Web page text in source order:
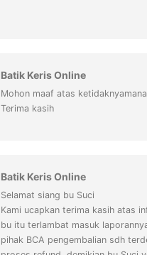
Batik Keris Online
Mohon maaf atas
Terima kasih
Batik Keris Online
Selamat siang bu Suci
Kami ucapkan terima kasih atas
bu itu terlambat masuk
pihak BCA pengembalian sdh